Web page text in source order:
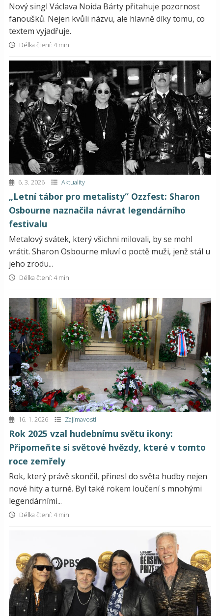
Nový singl Václava Noida Bárty přitahuje pozornost
fanoušků. Nejen kvůli názvu, ale hlavně díky tomu, co
textem vyjadřuje.
Délka čtení: 4 min
6. 3. 2026 Aktuality
„Letní tábor pro metalisty“ Ozzfest: Sharon
Osbourne naznačila návrat legendárního
festivalu
Metalový svátek, který všichni milovali, by se mohl
vrátit. Sharon Osbourne mluví o poctě muži, jenž stál u
jeho zrodu...
Délka čtení: 4 min
16. 1. 2026 Zajímavosti
Rok 2025 vzal hudebnímu světu ikony:
Připomeňte si světové hvězdy, které v tomto
roce zemřely
Rok, který právě skončil, přinesl do světa hudby nejen
nové hity a turné. Byl také rokem loučení s mnohými
legendárními...
Délka čtení: 4 min